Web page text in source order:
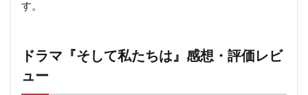
す。
ドラマ『そして私たちは』感想・評価レビ
ュー